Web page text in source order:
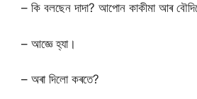
– কি বলছেন দাদা? আপোন কাকীমা আৰ
– আজ্ঞে হ্যা।
– অৰা দিলো কৰতে?